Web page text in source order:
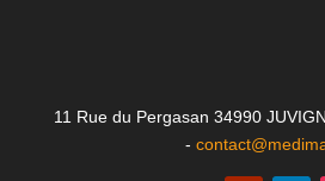
11 Rue du Pergasan 34990
-